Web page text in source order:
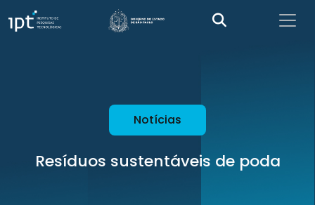
Notícias
Resíduos sustentáveis de poda